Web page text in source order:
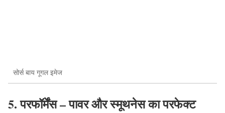
सोर्स बाय गूगल इमेज
5. परफॉर्मेंस – पावर और स्मूथनेस का परफेक्ट